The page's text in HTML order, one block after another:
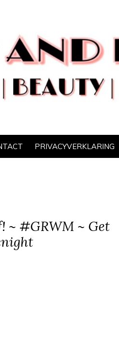
PRIVACYVERKLARING
~ #GRWM ~ Get